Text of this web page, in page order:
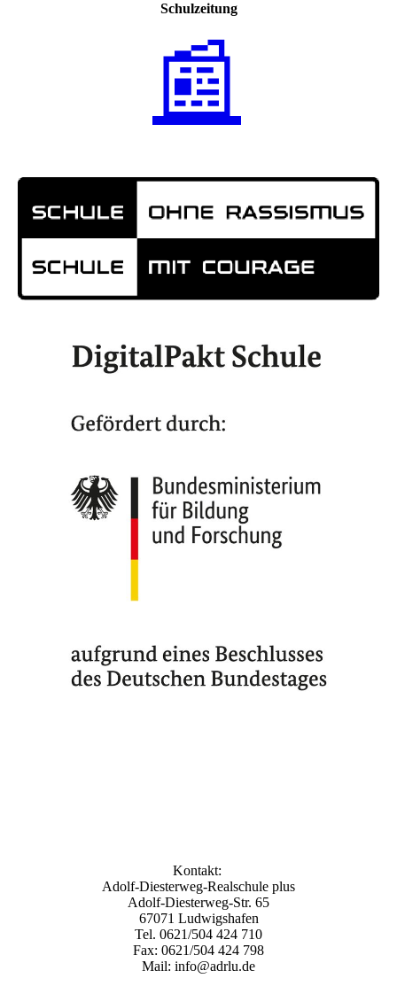
Schulzeitung
📰
Kontakt:
Adolf-Diesterweg-Realschule plus
Adolf-Diesterweg-Str. 65
67071 Ludwigshafen
Tel. 0621/504 424 710
Fax: 0621/504 424 798
Mail: info@adrlu.de